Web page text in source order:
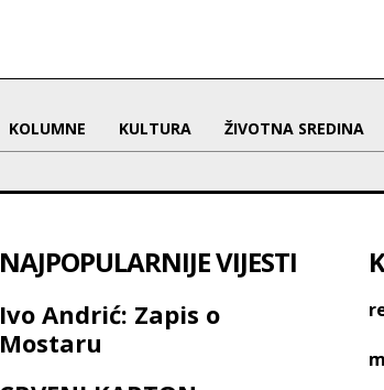
KOLUMNE KULTURA ŽIVOTNA SREDINA
NAJPOPULARNIJE VIJESTI
Ivo Andrić: Zapis o
Mostaru